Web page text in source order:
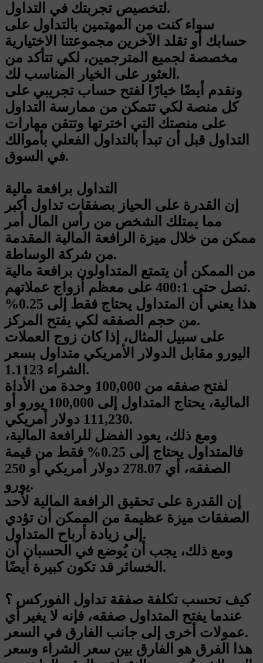
لتخصيص تجربتك في التداول.
سواء كنت من المهتمين بالتداول على
حسابك أو تقلد الآخرين مجموعتنا الاختيارية
مخصصة لجميع المترجمين، لكي تتأكد من
العثور على الخيار المناسب لك.
ونقدم أيضًا خيارًا لفتح حساب تجريبي على
كل منصة لكي تتمكن من ممارسة التداول
على منصتك التي اخترتها وتتقن مهارات
التداول قبل أن تبدأ بالتداول الفعلي بأموالك
في السوق.
التداول برافعة مالية
إن القدرة على الحياز بصفقات تداول أكبر
مما يمتلك الشخص من رأس المال أمر
ممكن من خلال ميزة الرافعة المالية المقدمة
من شركة الوساطة.
من الممكن أن يتمتع المتداولون برافعة مالية
تصل حتى 400:1 على معظم أزواج عملاتهم.
هذا يعني أن المتداول يحتاج فقط إلى 0.25%
من حجم الصفقه لكي يفتح المركز.
على سبيل المثال، إذا كان زوج العملات
اليورو مقابل الدولار الأمريكي متداول بسعر
الشراء 1.1123.
لفتح صفقه من 100,000 وحدة من الأداة
المالية، يحتاج المتداول إلى 100,000 يورو أو
111,230 دولار أمريكي.
ومع ذلك، يعود الفضل للرافعة المالية،
فالمتداول يحتاج إلى 0.25% فقط من قيمة
الصفقه، أي 278.07 دولار أمريكي أو 250
يورو.
إن القدرة على تحقيق الرافعة المالية لأحد
الصفقات ميزة عظيمة من الممكن أن تؤدي
إلى زيادة أرباح المتداول.
ومع ذلك، يجب أن يُوضع في الحسبان أن
الخسائر قد تكون كبيرة أيضًا.
كيف تحسب تكلفة صفقة تداول الفوركس ؟
عندما يفتح المتداول صفقه، فإنه لا يغير أي
عمولات أخرى إلى جانب الفارق في السعر.
هذا الفرق هو الفارق بين سعر الشراء وسعر